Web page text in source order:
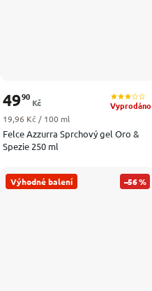
Felce Azzurra Sprchový gel Oro &
Spezie 250 ml
Vyprodáno
4990
Kč
Měrná cena:
19,96 Kč / 100 ml
Výhodné balení –56 %